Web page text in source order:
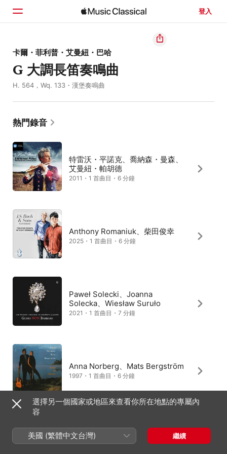
登入
首頁
瀏覽
卡爾・菲利普・艾曼紐・巴哈
G 大調長笛奏鳴曲
H. 564，Wq. 133・漢堡奏鳴曲
熱門錄音
特雷沃・平諾克、喬納森・曼森、
艾曼紐・帕胡德
2011・1 首曲目・6 分鐘
Anthony Romaniuk、柴田俊幸
2025・1 首曲目・6 分鐘
Paweł Solecki、Joanna
Solecka、Wiesław Suruło
2021・1 首曲目・7 分鐘
Anna Norberg、Mats Bergström
1997・1 首曲目・6 分鐘
Maria Mattacchione、Riccardo
Tiberia
選擇另一個國家或地區來查看你所在地點的專屬內
容
美國 (繁體中文台灣) 繼續